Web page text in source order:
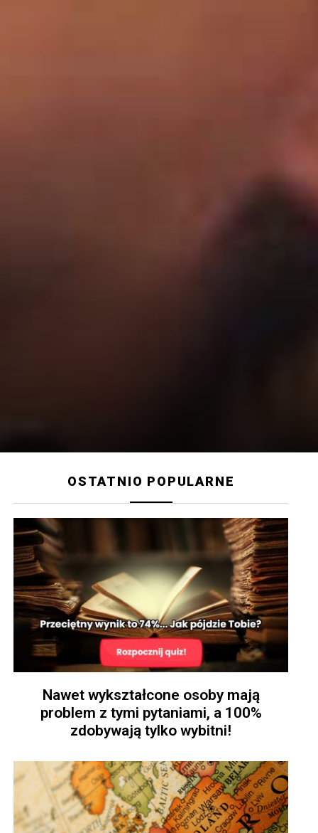
OSTATNIO POPULARNE
Nawet wykształcone osoby mają
problem z tymi pytaniami, a 100%
zdobywają tylko wybitni!